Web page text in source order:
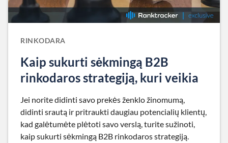
RINKODARA
Kaip sukurti sėkmingą B2B
rinkodaros strategiją, kuri veikia
Jei norite didinti savo prekės ženklo žinomumą,
didinti srautą ir pritraukti daugiau potencialių klientų,
kad galėtumėte plėtoti savo verslą, turite sužinoti,
kaip sukurti sėkmingą B2B rinkodaros strategiją.